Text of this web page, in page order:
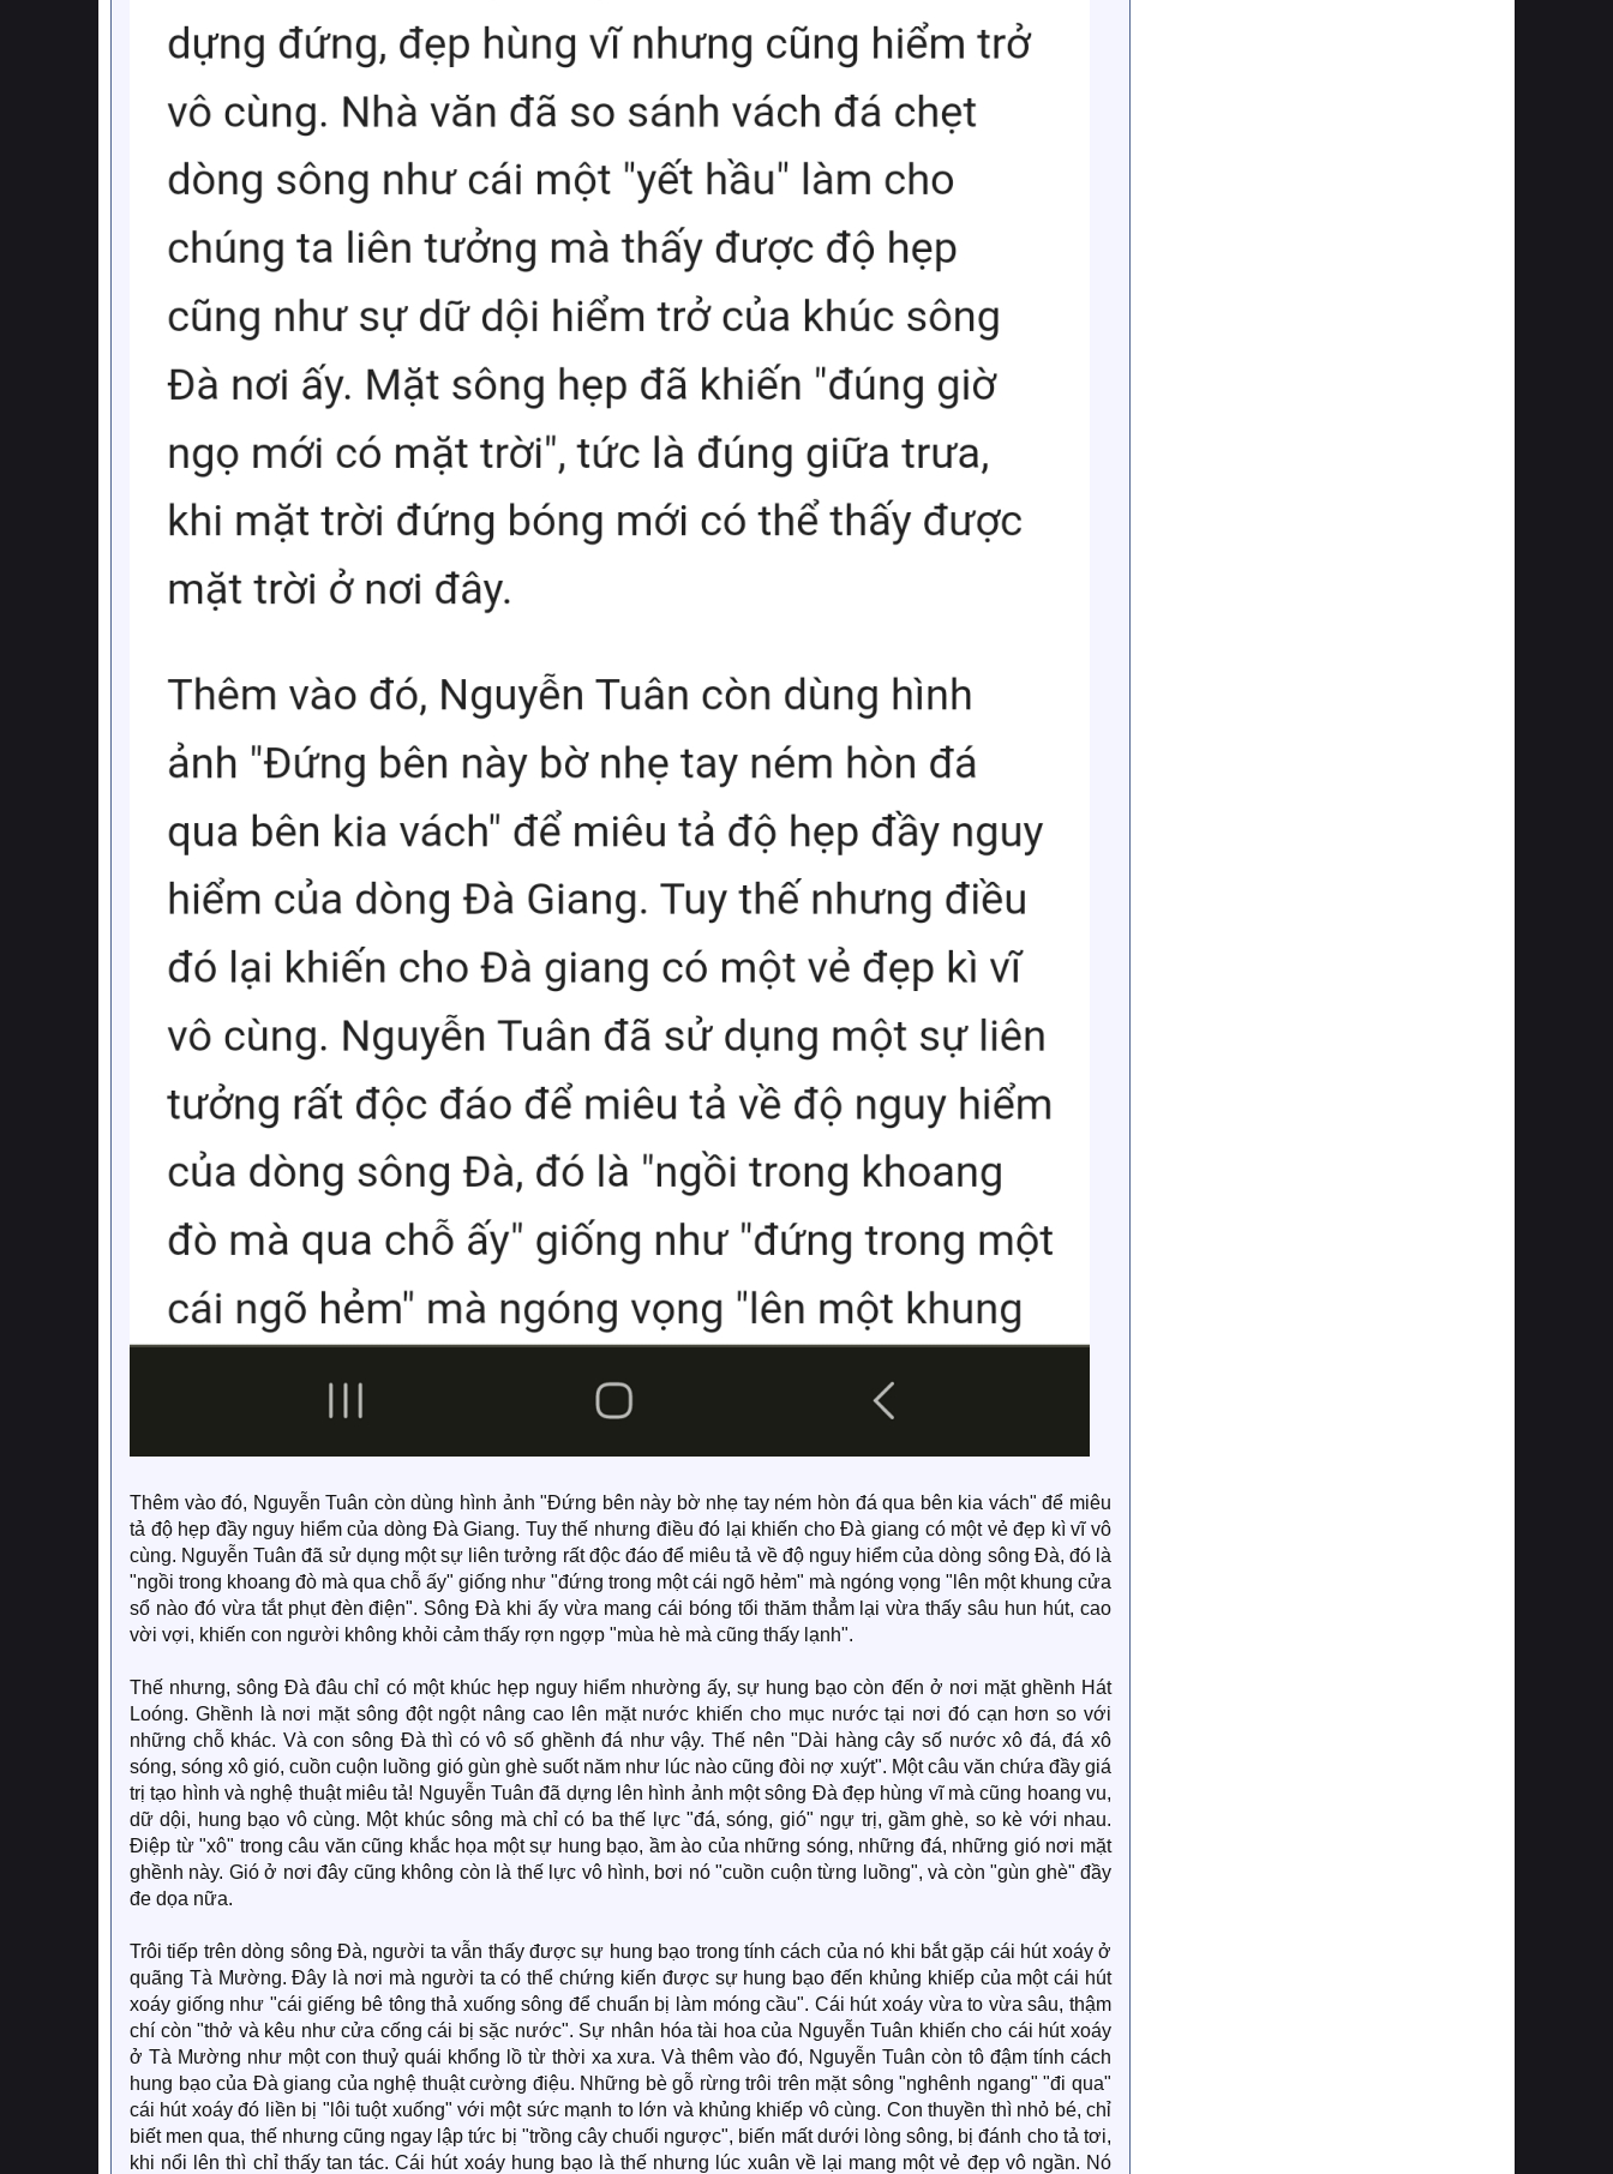
Thêm vào đó, Nguyễn Tuân còn dùng hình ảnh "Đứng bên này bờ nhẹ tay ném hòn đá qua bên kia vách" để miêu
tả độ hẹp đầy nguy hiểm của dòng Đà Giang. Tuy thế nhưng điều đó lại khiến cho Đà giang có một vẻ đẹp kì vĩ vô
cùng. Nguyễn Tuân đã sử dụng một sự liên tưởng rất độc đáo để miêu tả về độ nguy hiểm của dòng sông Đà, đó là
"ngồi trong khoang đò mà qua chỗ ấy" giống như "đứng trong một cái ngõ hẻm" mà ngóng vọng "lên một khung cửa
sổ nào đó vừa tắt phụt đèn điện". Sông Đà khi ấy vừa mang cái bóng tối thăm thẳm lại vừa thấy sâu hun hút, cao
vời vợi, khiến con người không khỏi cảm thấy rợn ngợp "mùa hè mà cũng thấy lạnh".
Thế nhưng, sông Đà đâu chỉ có một khúc hẹp nguy hiểm nhường ấy, sự hung bạo còn đến ở nơi mặt ghềnh Hát
Loóng. Ghềnh là nơi mặt sông đột ngột nâng cao lên mặt nước khiến cho mục nước tại nơi đó cạn hơn so với
những chỗ khác. Và con sông Đà thì có vô số ghềnh đá như vậy. Thế nên "Dài hàng cây số nước xô đá, đá xô
sóng, sóng xô gió, cuồn cuộn luồng gió gùn ghè suốt năm như lúc nào cũng đòi nợ xuýt". Một câu văn chứa đầy giá
trị tạo hình và nghệ thuật miêu tả! Nguyễn Tuân đã dựng lên hình ảnh một sông Đà đẹp hùng vĩ mà cũng hoang vu,
dữ dội, hung bạo vô cùng. Một khúc sông mà chỉ có ba thế lực "đá, sóng, gió" ngự trị, gầm ghè, so kè với nhau.
Điệp từ "xô" trong câu văn cũng khắc họa một sự hung bạo, ầm ào của những sóng, những đá, những gió nơi mặt
ghềnh này. Gió ở nơi đây cũng không còn là thế lực vô hình, bơi nó "cuồn cuộn từng luồng", và còn "gùn ghè" đầy
đe dọa nữa.
Trôi tiếp trên dòng sông Đà, người ta vẫn thấy được sự hung bạo trong tính cách của nó khi bắt gặp cái hút xoáy ở
quãng Tà Mường. Đây là nơi mà người ta có thể chứng kiến được sự hung bạo đến khủng khiếp của một cái hút
xoáy giống như "cái giếng bê tông thả xuống sông để chuẩn bị làm móng cầu". Cái hút xoáy vừa to vừa sâu, thậm
chí còn "thở và kêu như cửa cống cái bị sặc nước". Sự nhân hóa tài hoa của Nguyễn Tuân khiến cho cái hút xoáy
ở Tà Mường như một con thuỷ quái khổng lồ từ thời xa xưa. Và thêm vào đó, Nguyễn Tuân còn tô đậm tính cách
hung bạo của Đà giang của nghệ thuật cường điệu. Những bè gỗ rừng trôi trên mặt sông "nghênh ngang" "đi qua"
cái hút xoáy đó liền bị "lôi tuột xuống" với một sức mạnh to lớn và khủng khiếp vô cùng. Con thuyền thì nhỏ bé, chỉ
biết men qua, thế nhưng cũng ngay lập tức bị "trồng cây chuối ngược", biến mất dưới lòng sông, bị đánh cho tả tơi,
khi nổi lên thì chỉ thấy tan tác. Cái hút xoáy hung bạo là thế nhưng lúc xuân về lại mang một vẻ đẹp vô ngần. Nó